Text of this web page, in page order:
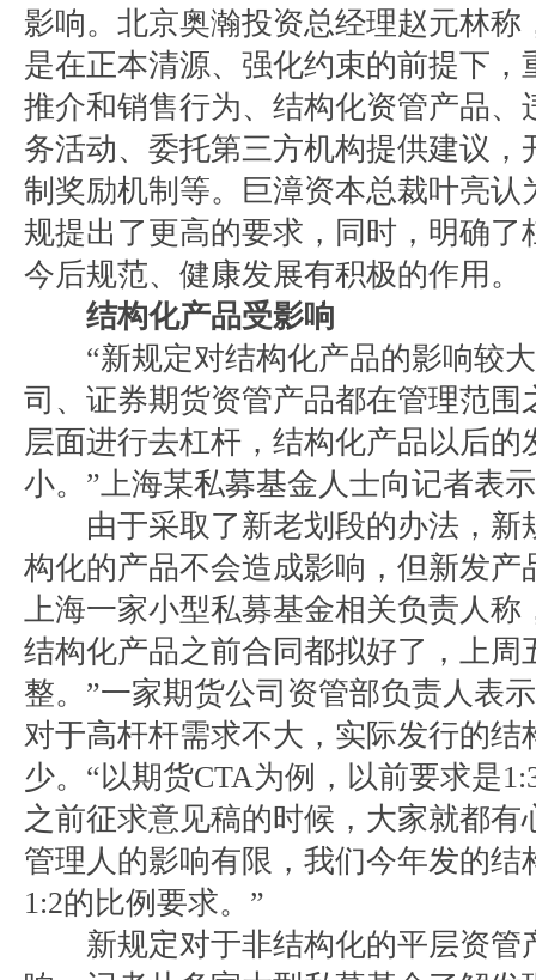
影响。北京奥瀚投资总经理赵元林称
是在正本清源、强化约束的前提下，
推介和销售行为、结构化资管产品、
务活动、委托第三方机构提供建议，
制奖励机制等。巨漳资本总裁叶亮认
规提出了更高的要求，同时，明确了
今后规范、健康发展有积极的作用。
结构化产品受影响
“新规定对结构化产品的影响较大
司、证券期货资管产品都在管理范围
层面进行去杠杆，结构化产品以后的
小。”上海某私募基金人士向记者表
由于采取了新老划段的办法，新
构化的产品不会造成影响，但新发产
上海一家小型私募基金相关负责人称
结构化产品之前合同都拟好了，上周
整。”一家期货公司资管部负责人表
对于高杆杆需求不大，实际发行的结
少。“以期货CTA为例，以前要求是
之前征求意见稿的时候，大家就都有
管理人的影响有限，我们今年发的结
1:2的比例要求。”
新规定对于非结构化的平层资管